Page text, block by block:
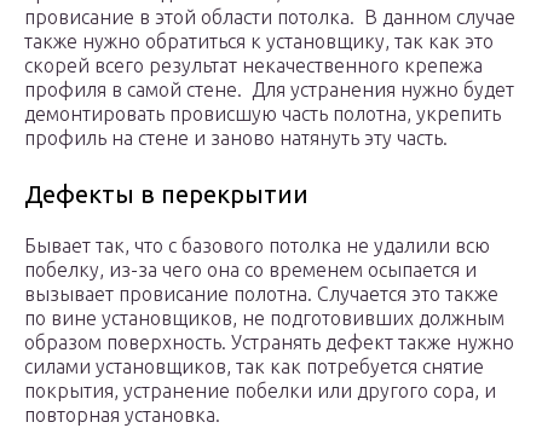
провисание в этой области потолка. В данном случае
также нужно обратиться к установщику, так как это
скорей всего результат некачественного крепежа
профиля в самой стене. Для устранения нужно будет
демонтировать провисшую часть полотна, укрепить
профиль на стене и заново натянуть эту часть.
Дефекты в перекрытии
Бывает так, что с базового потолка не удалили всю
побелку, из-за чего она со временем осыпается и
вызывает провисание полотна. Случается это также
по вине установщиков, не подготовивших должным
образом поверхность. Устранять дефект также нужно
силами установщиков, так как потребуется снятие
покрытия, устранение побелки или другого сора, и
повторная установка.